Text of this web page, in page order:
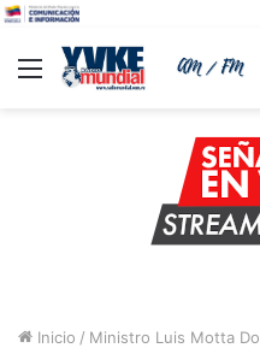
Menu
Inicio / Ministro Luis Motta